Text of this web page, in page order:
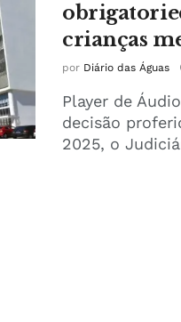
crianças
por Diário das Águas
Player de
decisão
2025, o